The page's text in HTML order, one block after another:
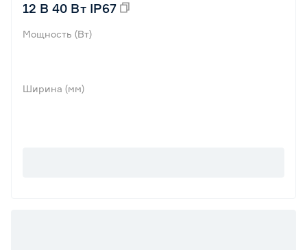
12 В 40 Вт IP67
Мощность (Вт)
Ширина (мм)